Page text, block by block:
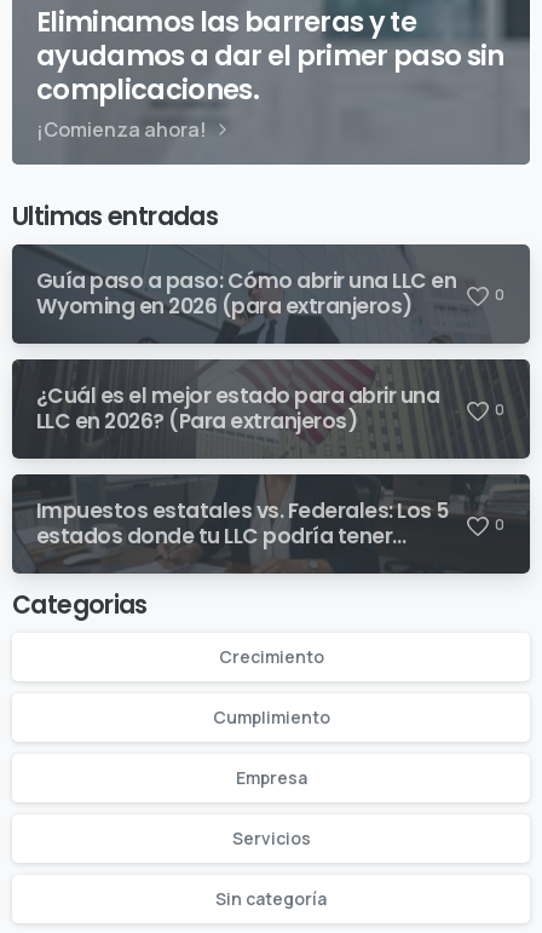
Eliminamos las barreras y te
ayudamos a dar el primer paso sin
complicaciones.
¡Comienza ahora!
Ultimas entradas
Guía paso a paso: Cómo abrir una LLC en
Wyoming en 2026 (para extranjeros)
0
¿Cuál es el mejor estado para abrir una
LLC en 2026? (Para extranjeros)
0
Impuestos estatales vs. Federales: Los 5
estados donde tu LLC podría tener
sorpresas fiscales inesperadas
0
Categorias
Crecimiento
Cumplimiento
Empresa
Servicios
Sin categoría